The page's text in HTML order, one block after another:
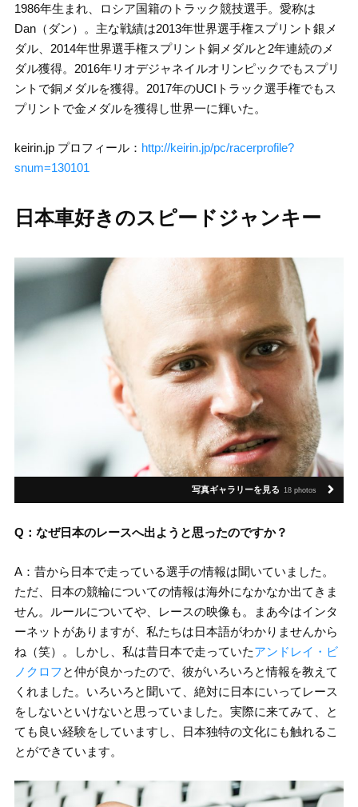
1986年生まれ、ロシア国籍のトラック競技選手。愛称は
Dan（ダン）。主な戦績は2013年世界選手権スプリント銀メ
ダル、2014年世界選手権スプリント銅メダルと2年連続のメ
ダル獲得。2016年リオデジャネイルオリンピックでもスプリ
ントで銅メダルを獲得。2017年のUCIトラック選手権でもス
プリントで金メダルを獲得し世界一に輝いた。
keirin.jp プロフィール： http://keirin.jp/pc/racerprofile?
snum=130101
日本車好きのスピードジャンキー
写真ギャラリーを見る 18 photos
Q：なぜ日本のレースへ出ようと思ったのですか？
A：昔から日本で走っている選手の情報は聞いていました。
ただ、日本の競輪についての情報は海外になかなか出てきま
せん。ルールについてや、レースの映像も。まあ今はインタ
ーネットがありますが、私たちは日本語がわかりませんから
ね（笑）。しかし、私は昔日本で走っていたアンドレイ・ビ
ノクロフ と仲が良かったので、彼がいろいろと情報を教えて
くれました。いろいろと聞いて、絶対に日本にいってレース
をしないといけないと思っていました。実際に来てみて、と
ても良い経験をしていますし、日本独特の文化にも触れるこ
とができています。